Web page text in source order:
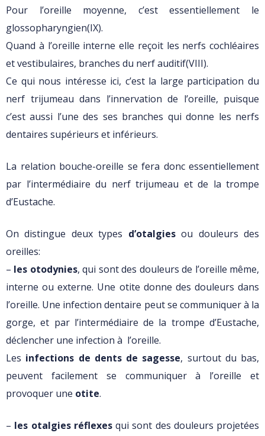
Pour l’oreille moyenne, c’est essentiellement le
glossopharyngien(IX).
Quand à l’oreille interne elle reçoit les nerfs cochléaires
et vestibulaires, branches du nerf auditif(VIII).
Ce qui nous intéresse ici, c’est la large participation du
nerf trijumeau dans l’innervation de l’oreille, puisque
c’est aussi l’une des ses branches qui donne les nerfs
dentaires supérieurs et inférieurs.
La relation bouche-oreille se fera donc essentiellement
par l’intermédiaire du nerf trijumeau et de la trompe
d’Eustache.
On distingue deux types d’otalgiesou douleurs des
oreilles:
– les otodynies, qui sont des douleurs de l’oreille même,
interne ou externe. Une otite donne des douleurs dans
l’oreille. Une infection dentaire peut se communiquer à la
gorge, et par l’intermédiaire de la trompe d’Eustache,
déclencher une infection à l’oreille.
Les infections de dents de sagesse, surtout du bas,
peuvent facilement se communiquer à l’oreille et
provoquer une otite.
– les otalgies réflexesqui sont des douleurs projetées